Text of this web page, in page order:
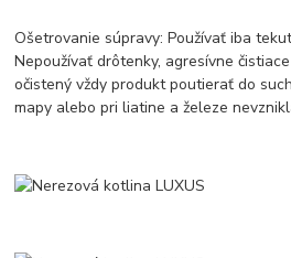
Ošetrovanie súpravy: Používať iba
Nepoužívať drôtenky, agresívne
očistený vždy produkt poutierať do
mapy alebo pri liatine a železe